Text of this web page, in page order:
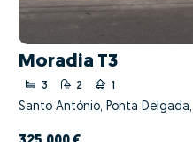
Moradia T3
3 2 1
Santo António, Ponta